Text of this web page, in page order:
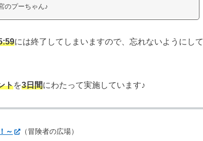
のプーちゃん♪
には終了してしまいますので、忘れないようにして
トを3日間にわたって実施しています♪
～
（冒険者の広場）